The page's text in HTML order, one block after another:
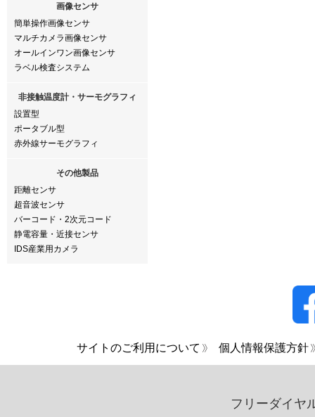
画像センサ
簡単操作画像センサ
マルチカメラ画像センサ
オールインワン画像センサ
ラベル検査システム
非接触温度計・サーモグラフィ
設置型
ポータブル型
赤外線サーモグラフィ
その他製品
距離センサ
超音波センサ
バーコード・2次元コード
静電容量・近接センサ
IDS産業用カメラ
サイトのご利用について 個人情報保護方針
フリーダイヤ